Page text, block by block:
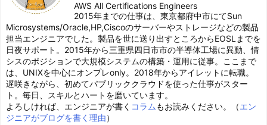
AWS All Certifications Engineers
2015年までの仕事は、東京都府中市にてSun
Microsystems/Oracle,HP,Ciscoのサーバーやストレージなどの製品
担当エンジニアでした。製品を世に送り出すところからEOSLまでを
日夜サポート。2015年から三重県四日市市の半導体工場に異動、情
シスのポジションで大規模システムの構築・運用に従事。ここまで
は、UNIXを中心にオンプレonly。2018年からアイレットに転職。
遅咲きながら、初めてパブリッククラウドを使った仕事がスター
ト。毎日、スキルとハートを磨いています。
よろしければ、エンジニアが書く コラム もお読みください。（エン
ジニアがブログを書く理由）